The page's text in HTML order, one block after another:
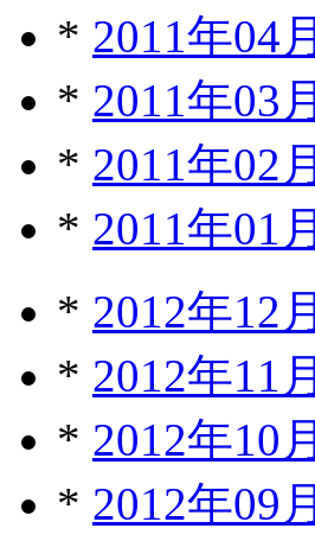
* 2011年04月
* 2011年03月
* 2011年02月
* 2011年01月
* 2012年12月
* 2012年11月
* 2012年10月
* 2012年09月